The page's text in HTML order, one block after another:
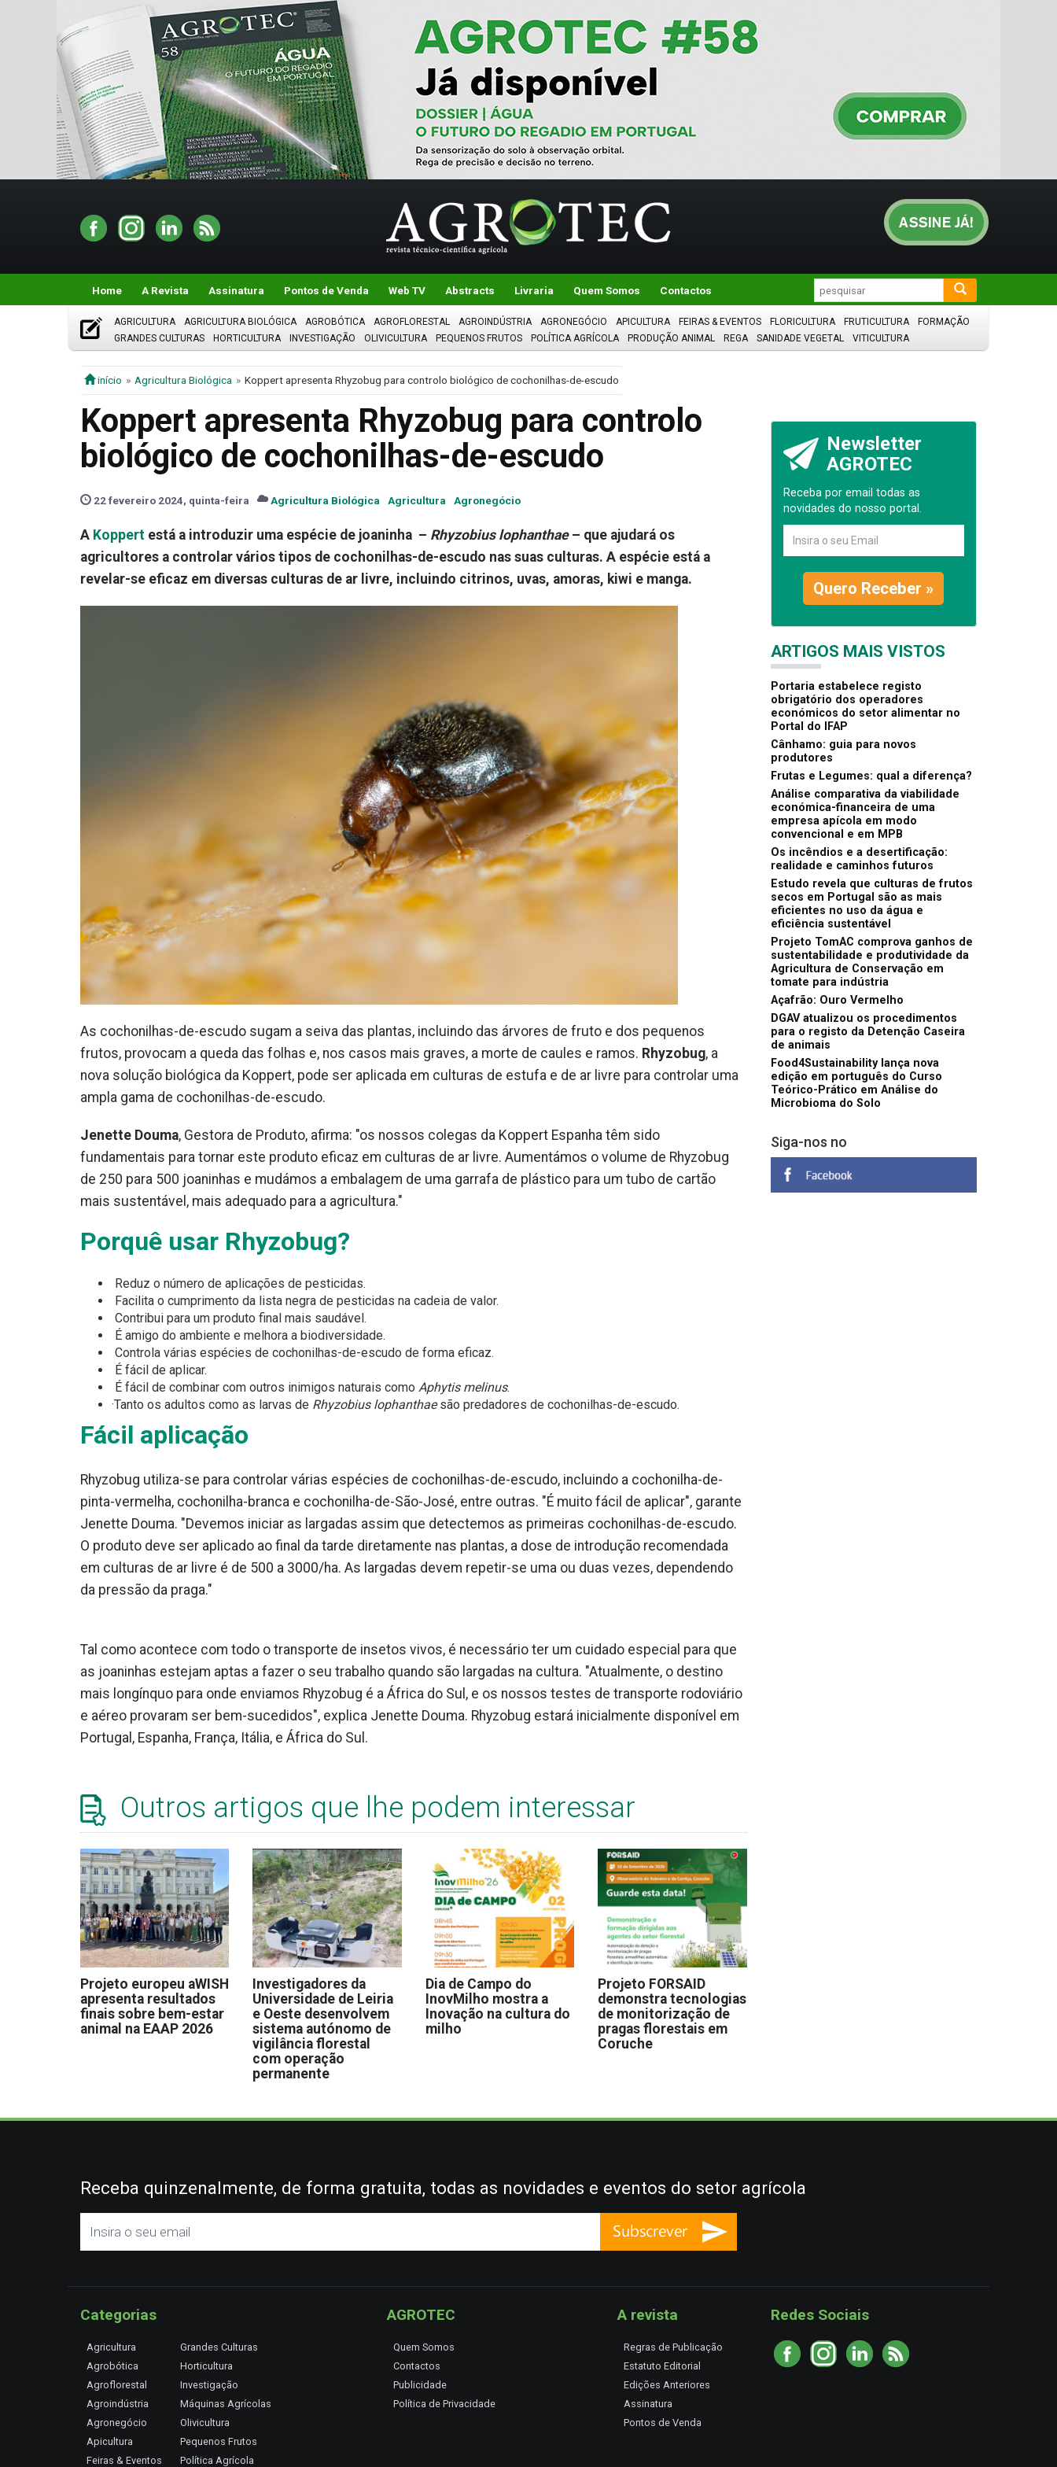
Home A Revista Assinatura Pontos de Venda Web TV Abstracts Livraria Quem Somos Contactos
AGRICULTURA AGRICULTURA BIOLÓGICA AGROBÓTICA AGROFLORESTAL AGROINDÚSTRIA AGRONEGÓCIO APICULTURA FEIRAS & EVENTOS FLORICULTURA FRUTICULTURA
FORMAÇÃO
GRANDES CULTURAS
HORTICULTURA INVESTIGAÇÃO OLIVICULTURA PEQUENOS FRUTOS POLÍTICA AGRÍCOLA PRODUÇÃO ANIMAL REGA SANIDADE VEGETAL VITICULTURA
início Agricultura Biológica Koppert apresenta Rhyzobug para controlo biológico de cochonilhas-de-escudo
Koppert apresenta Rhyzobug para controlo
biológico de cochonilhas-de-escudo
22 fevereiro 2024, quinta-feira Agricultura Biológica Agricultura Agronegócio
A Koppert está a introduzir uma espécie de joaninha – Rhyzobius lophanthae– que ajudará os
agricultores a controlar vários tipos de cochonilhas-de-escudo nas suas culturas. A espécie está a
revelar-se eficaz em diversas culturas de ar livre, incluindo citrinos, uvas, amoras, kiwi e manga.
As cochonilhas-de-escudo sugam a seiva das plantas, incluindo das árvores de fruto e dos pequenos
frutos, provocam a queda das folhas e, nos casos mais graves, a morte de caules e ramos. Rhyzobug, a
nova solução biológica da Koppert, pode ser aplicada em culturas de estufa e de ar livre para controlar uma
ampla gama de cochonilhas-de-escudo.
Jenette Douma, Gestora de Produto, afirma: "os nossos colegas da Koppert Espanha têm sido
fundamentais para tornar este produto eficaz em culturas de ar livre. Aumentámos o volume de Rhyzobug
de 250 para 500 joaninhas e mudámos a embalagem de uma garrafa de plástico para um tubo de cartão
mais sustentável, mais adequado para a agricultura."
Porquê usar Rhyzobug?
Reduz o número de aplicações de pesticidas.
Facilita o cumprimento da lista negra de pesticidas na cadeia de valor.
Contribui para um produto final mais saudável.
É amigo do ambiente e melhora a biodiversidade.
Controla várias espécies de cochonilhas-de-escudo de forma eficaz.
É fácil de aplicar.
É fácil de combinar com outros inimigos naturais como Aphytis melinus.
·Tanto os adultos como as larvas de Rhyzobius lophanthaesão predadores de cochonilhas-de-escudo.
Fácil aplicação
Rhyzobug utiliza-se para controlar várias espécies de cochonilhas-de-escudo, incluindo a cochonilha-de-
pinta-vermelha, cochonilha-branca e cochonilha-de-São-José, entre outras. "É muito fácil de aplicar", garante
Jenette Douma. "Devemos iniciar as largadas assim que detectemos as primeiras cochonilhas-de-escudo.
O produto deve ser aplicado ao final da tarde diretamente nas plantas, a dose de introdução recomendada
em culturas de ar livre é de 500 a 3000/ha. As largadas devem repetir-se uma ou duas vezes, dependendo
da pressão da praga."
Tal como acontece com todo o transporte de insetos vivos, é necessário ter um cuidado especial para que
as joaninhas estejam aptas a fazer o seu trabalho quando são largadas na cultura. "Atualmente, o destino
mais longínquo para onde enviamos Rhyzobug é a África do Sul, e os nossos testes de transporte rodoviário
e aéreo provaram ser bem-sucedidos", explica Jenette Douma. Rhyzobug estará inicialmente disponível em
Portugal, Espanha, França, Itália, e África do Sul.
Outros artigos que lhe podem interessar
Projeto europeu aWISH
apresenta resultados
finais sobre bem-estar
animal na EAAP 2026
Investigadores da
Universidade de Leiria
e Oeste desenvolvem
sistema autónomo de
vigilância florestal
com operação
permanente
Dia de Campo do
InovMilho mostra a
Inovação na cultura do
milho
Projeto FORSAID
demonstra tecnologias
de monitorização de
pragas florestais em
Coruche
Newsletter
AGROTEC
Receba por email todas as
novidades do nosso portal.
Quero Receber »
ARTIGOS MAIS VISTOS
Portaria estabelece registo
obrigatório dos operadores
económicos do setor alimentar no
Portal do IFAP
Cânhamo: guia para novos
produtores
Frutas e Legumes: qual a diferença?
Análise comparativa da viabilidade
económica-financeira de uma
empresa apícola em modo
convencional e em MPB
Os incêndios e a desertificação:
realidade e caminhos futuros
Estudo revela que culturas de frutos
secos em Portugal são as mais
eficientes no uso da água e
eficiência sustentável
Projeto TomAC comprova ganhos de
sustentabilidade e produtividade da
Agricultura de Conservação em
tomate para indústria
Açafrão: Ouro Vermelho
DGAV atualizou os procedimentos
para o registo da Detenção Caseira
de animais
Food4Sustainability lança nova
edição em português do Curso
Teórico-Prático em Análise do
Microbioma do Solo
Siga-nos no
Receba quinzenalmente, de forma gratuita, todas as novidades e eventos do setor agrícola
Categorias
Agricultura
Agrobótica
Agroflorestal
Agroindústria
Agronegócio
Apicultura
Feiras & Eventos
Grandes Culturas
Horticultura
Investigação
Máquinas Agrícolas
Olivicultura
Pequenos Frutos
Política Agrícola
AGROTEC
Quem Somos
Contactos
Publicidade
Política de Privacidade
A revista
Regras de Publicação
Estatuto Editorial
Edições Anteriores
Assinatura
Pontos de Venda
Redes Sociais